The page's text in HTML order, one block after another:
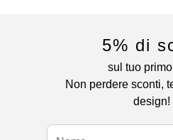
5% di
sul tuo
Non perdere sconti,
design!